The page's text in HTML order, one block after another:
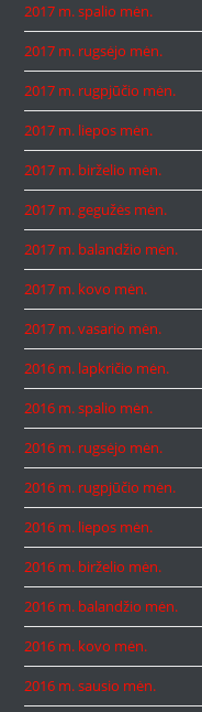
2017 m. spalio mėn.
2017 m. rugsėjo mėn.
2017 m. rugpjūčio mėn.
2017 m. liepos mėn.
2017 m. birželio mėn.
2017 m. gegužės mėn.
2017 m. balandžio mėn.
2017 m. kovo mėn.
2017 m. vasario mėn.
2016 m. lapkričio mėn.
2016 m. spalio mėn.
2016 m. rugsėjo mėn.
2016 m. rugpjūčio mėn.
2016 m. liepos mėn.
2016 m. birželio mėn.
2016 m. balandžio mėn.
2016 m. kovo mėn.
2016 m. sausio mėn.